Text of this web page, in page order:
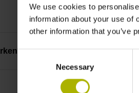
We use cookies to
information about your use of
other information that you’ve
Necessary